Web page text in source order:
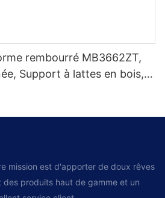
rembourré MB3662ZT,
Support à lattes en bois,
mission est d'apporter de doux rêves
des produits haut de gamme et un